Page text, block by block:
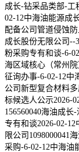
成长-钻采品类部-工
02-12中海油能源成
配备公司管道侵蚀
成长股份无限公司--
粉采购专有和谈-6-
海区域核心（常州
征询办事-6-02-12中
公司新型复合材料
标候选人公示2026-
156560040海油成长
专有和谈2026-02-
限公司1098000041
采购-6-02-12中海油